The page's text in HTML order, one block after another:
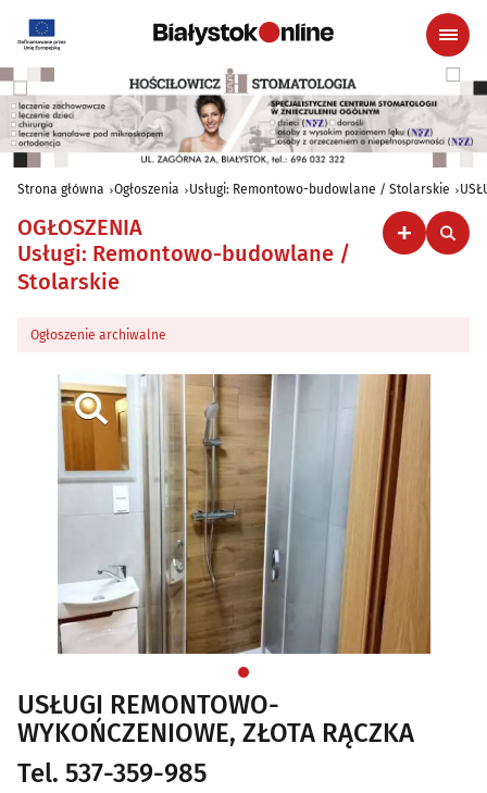
Strona główna Ogłoszenia Usługi: Remontowo-budowlane / Stolarskie
OGŁOSZENIA
Usługi: Remontowo-budowlane /
Stolarskie
Ogłoszenie archiwalne
USŁUGI REMONTOWO-
WYKOŃCZENIOWE, ZŁOTA RĄCZKA
Tel. 537-359-985